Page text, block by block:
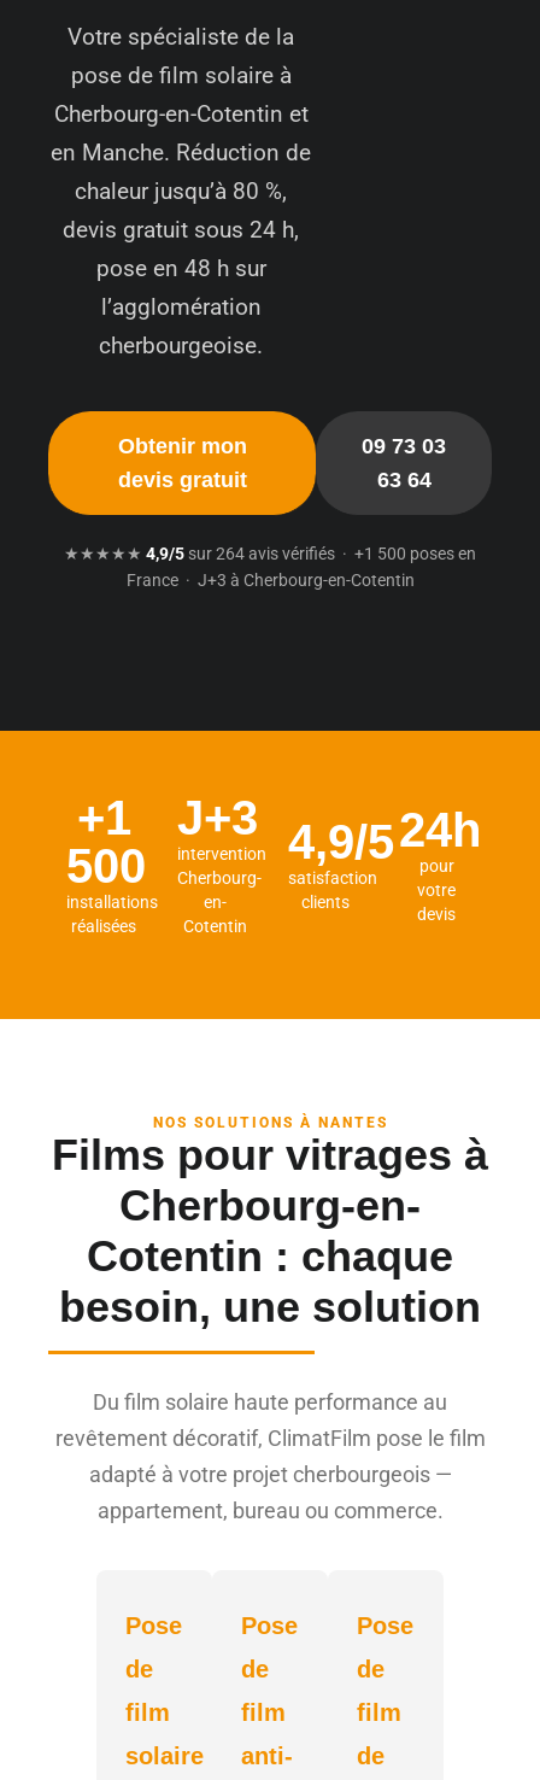
Votre spécialiste de la
pose de film solaire à
Cherbourg-en-Cotentin et
en Manche. Réduction de
chaleur jusqu’à 80 %,
devis gratuit sous 24 h,
pose en 48 h sur
l’agglomération
cherbourgeoise.
Obtenir mon
devis gratuit
09 73 03
63 64
★★★★★ 4,9/5 sur 264 avis vérifiés · +1 500 poses en
France · J+3 à Cherbourg-en-Cotentin
+1
500
installations
réalisées
J+3
intervention
Cherbourg-
en-
Cotentin
4,9/5
satisfaction
clients
24h
pour
votre
devis
NOS SOLUTIONS À NANTES
Films pour vitrages à
Cherbourg-en-
Cotentin : chaque
besoin, une solution
Du film solaire haute performance au
revêtement décoratif, ClimatFilm pose le film
adapté à votre projet cherbourgeois —
appartement, bureau ou commerce.
Pose
de
film
solaire
Pose
de
film
anti-
Pose
de
film
de